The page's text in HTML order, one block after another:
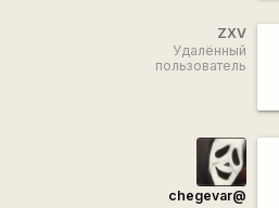
ZXV
Удалённый
пользователь
chegevar@